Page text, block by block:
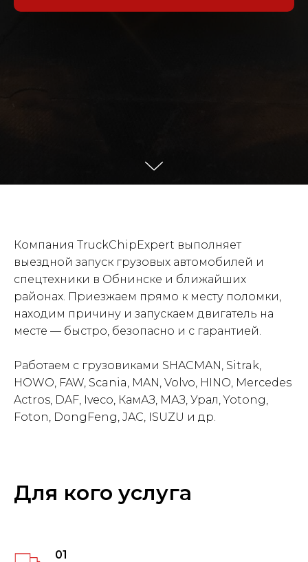
Компания TruckChipExpert выполняет
выездной запуск грузовых автомобилей и
спецтехники в Обнинске и ближайших
районах. Приезжаем прямо к месту поломки,
находим причину и запускаем двигатель на
месте — быстро, безопасно и с гарантией.
Работаем с грузовиками SHACMAN, Sitrak,
HOWO, FAW, Scania, MAN, Volvo, HINO, Mercedes
Actros, DAF, Iveco, КамАЗ, МАЗ, Урал, Yotong,
Foton, DongFeng, JAC, ISUZU и др.
Для кого услуга
01